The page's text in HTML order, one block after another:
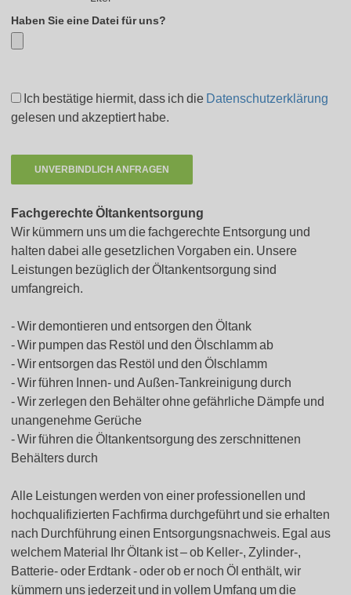
Haben Sie eine Datei für uns?
Ich bestätige hiermit, dass ich die Datenschutzerklärung
gelesen und akzeptiert habe.
Fachgerechte Öltankentsorgung
Wir kümmern uns um die fachgerechte Entsorgung und
halten dabei alle gesetzlichen Vorgaben ein. Unsere
Leistungen bezüglich der Öltankentsorgung sind
umfangreich.
Wir demontieren und entsorgen den Öltank
Wir pumpen das Restöl und den Ölschlamm ab
Wir entsorgen das Restöl und den Ölschlamm
Wir führen Innen- und Außen-Tankreinigung durch
Wir zerlegen den Behälter ohne gefährliche Dämpfe und
unangenehme Gerüche
Wir führen die Öltankentsorgung des zerschnittenen
Behälters durch
Alle Leistungen werden von einer professionellen und
hochqualifizierten Fachfirma durchgeführt und sie erhalten
nach Durchführung einen Entsorgungsnachweis. Egal aus
welchem Material Ihr Öltank ist – ob Keller-, Zylinder-,
Batterie- oder Erdtank - oder ob er noch Öl enthält, wir
kümmern uns jederzeit und in vollem Umfang um die